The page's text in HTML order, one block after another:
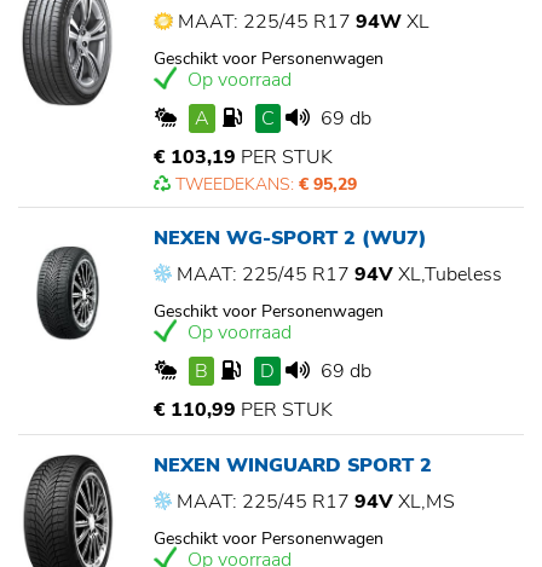
MAAT: 225/45 R17 94WXL
Geschikt voor Personenwagen
Op voorraad
A
C
69 db
€ 103,19 PER STUK
TWEEDEKANS: € 95,29
NEXEN WG-SPORT 2 (WU7)
MAAT: 225/45 R17 94VXL,Tubeless
Geschikt voor Personenwagen
Op voorraad
B
D
69 db
€ 110,99 PER STUK
NEXEN WINGUARD SPORT 2
MAAT: 225/45 R17 94VXL,MS
Geschikt voor Personenwagen
Op voorraad